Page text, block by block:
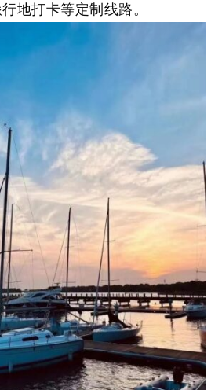
地打卡等定制线路。